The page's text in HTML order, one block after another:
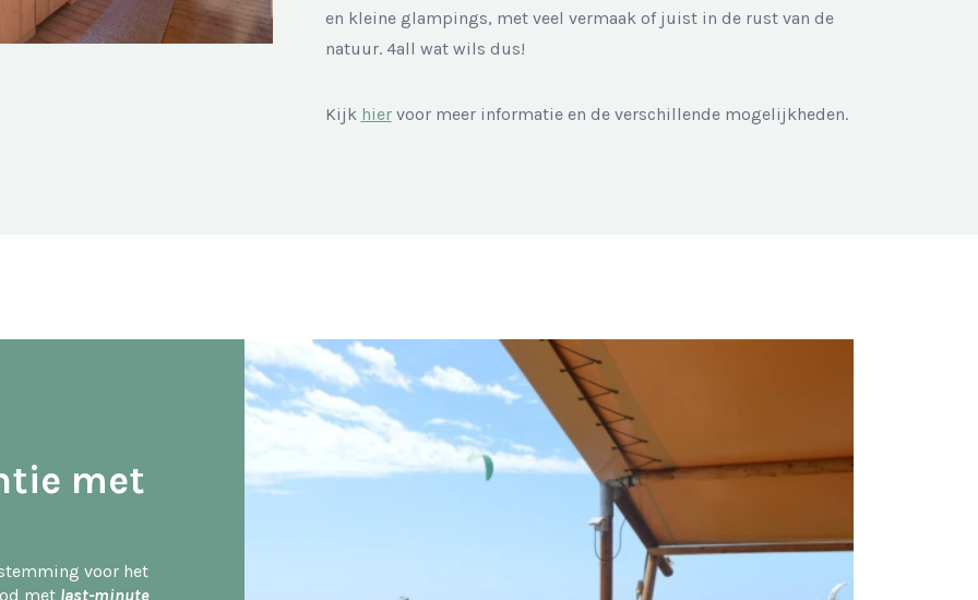
en kleine glampings, met veel vermaak of juist in de rust van de
natuur. 4all wat wils dus!
Kijk hiervoor meer informatie en de verschillende mogelijkheden.
met
voor het
met last-minute